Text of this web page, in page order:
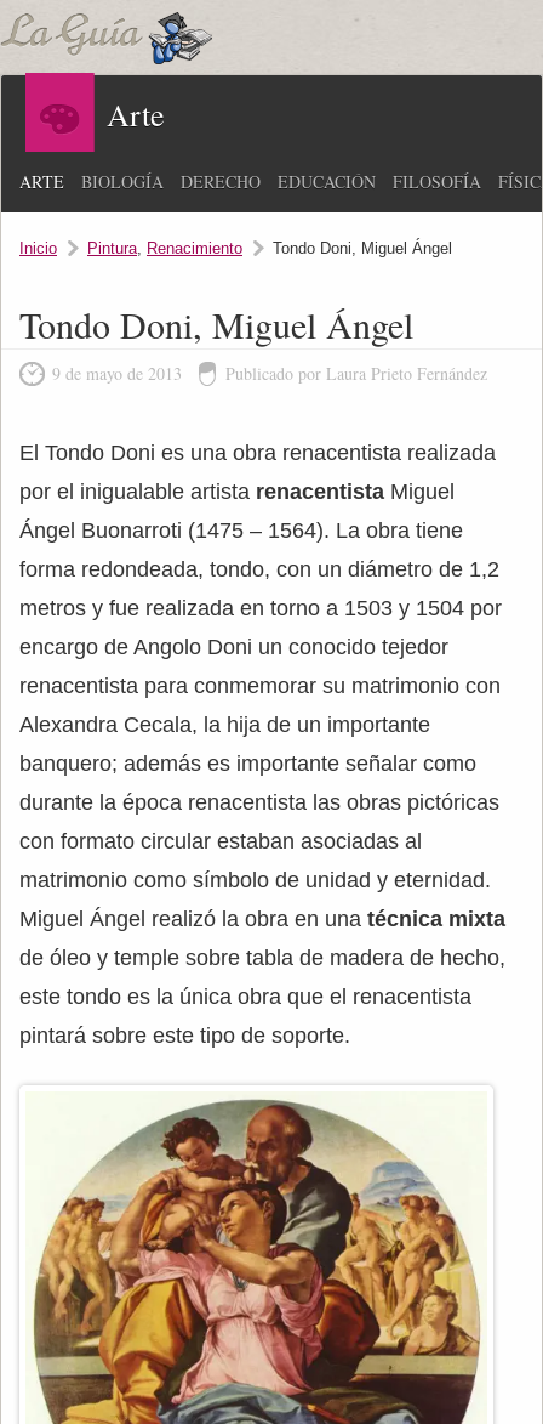
Arte
ARTE BIOLOGÍA DERECHO EDUCACIÓN FILOSOFÍA
Inicio Pintura, Renacimiento Tondo Doni, Miguel Ángel
Tondo Doni, Miguel Ángel
9 de mayo de 2013 Publicado por Laura Prieto Fernández
El Tondo Doni es una obra renacentista realizada
por el inigualable artista renacentista Miguel
Ángel Buonarroti (1475 – 1564). La obra tiene
forma redondeada, tondo, con un diámetro de 1,2
metros y fue realizada en torno a 1503 y 1504 por
encargo de Angolo Doni un conocido tejedor
renacentista para conmemorar su matrimonio con
Alexandra Cecala, la hija de un importante
banquero; además es importante señalar como
durante la época renacentista las obras pictóricas
con formato circular estaban asociadas al
matrimonio como símbolo de unidad y eternidad.
Miguel Ángel realizó la obra en una técnica mixta
de óleo y temple sobre tabla de madera de hecho,
este tondo es la única obra que el renacentista
pintará sobre este tipo de soporte.